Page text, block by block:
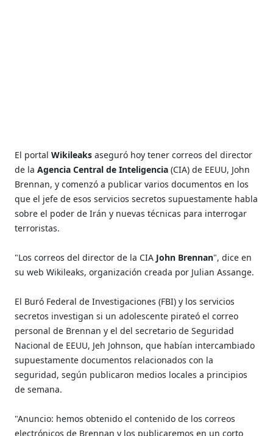
El portal Wikileaksaseguró hoy tener correos del director
de la Agencia Central de Inteligencia (CIA) de EEUU, John
Brennan, y comenzó a publicar varios documentos en los
que el jefe de esos servicios secretos supuestamente habla
sobre el poder de Irán y nuevas técnicas para interrogar
terroristas.
"Los correos del director de la CIA John Brennan", dice en
su web Wikileaks, organización creada por Julian Assange.
El Buró Federal de Investigaciones (FBI) y los servicios
secretos investigan si un adolescente pirateó el correo
personal de Brennan y el del secretario de Seguridad
Nacional de EEUU, Jeh Johnson, que habían intercambiado
supuestamente documentos relacionados con la
seguridad, según publicaron medios locales a principios
de semana.
"Anuncio: hemos obtenido el contenido de los correos
electrónicos de Brennan y los publicaremos en un corto